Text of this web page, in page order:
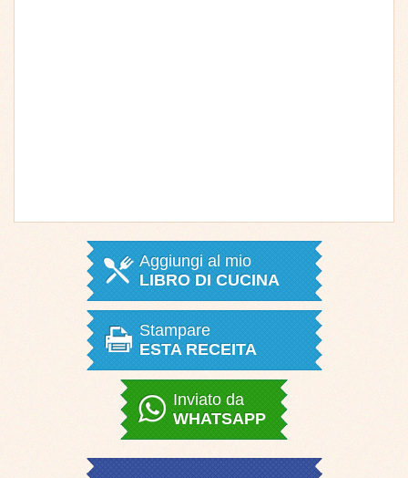
Aggiungi al mio
LIBRO DI CUCINA
Stampare
ESTA RECEITA
Inviato da
WHATSAPP